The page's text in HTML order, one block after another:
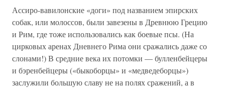
Ассиро-вавилонские «доги» под названием эпирских
собак, или молоссов, были завезены в Древнюю Грецию
и Рим, где тоже использовались как боевые псы. (На
цирковых аренах Дневнего Рима они сражались даже со
слонами!) В средние века их потомки — булленбейцеры
и бэренбейцеры («быкоборцы» и «медведеборцы»)
заслужили большую славу не на полях сражений, а в